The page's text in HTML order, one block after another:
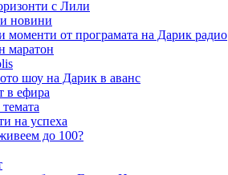
с Лили
новини
моменти от програмата на Дарик радио
маратон
шоу на Дарик в аванс
в ефира
на успеха
до 100?